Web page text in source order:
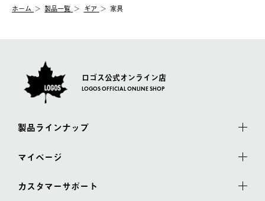
【配送業者】
佐川急便にて配送されます。
一度お手元の商品を返品いただき、ご希望商品を再注文してくだ
ホーム 製品一覧 ギア 家具
ロゴス公式オンライン店
LOGOS OFFICIAL ONLINE SHOP
製品ラインナップ
マイページ
カスタマーサポート